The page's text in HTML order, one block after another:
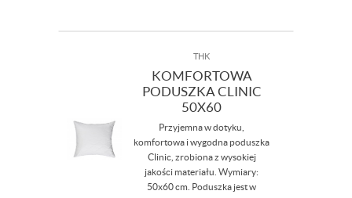
THK
KOMFORTOWA
PODUSZKA CLINIC
50X60
Przyjemna w dotyku,
komfortowa i wygodna poduszka
Clinic, zrobiona z wysokiej
jakości materiału. Wymiary:
50x60 cm. Poduszka jest w